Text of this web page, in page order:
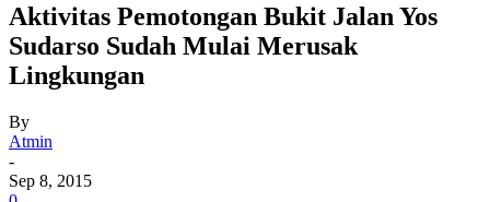
Aktivitas Pemotongan Bukit Jalan Yos
Sudarso Sudah Mulai Merusak
Lingkungan
By
Atmin
-
Sep 8, 2015